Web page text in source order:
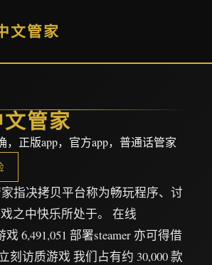
文管家
管家
，正版app，官方app，普通话管家
家指决拷贝平台称为畅玩程序、讨
之中快乐所处于。 在线
戏 6,491,051 部署steamer 亦可得借
刻访质游戏 我们占有约 30,000 款